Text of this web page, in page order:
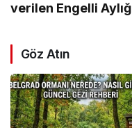
verilen Engelli
Göz Atın